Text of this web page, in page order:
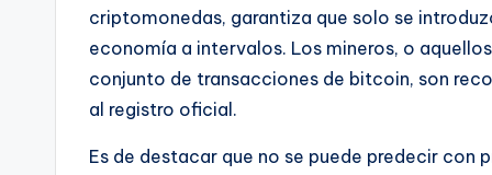
criptomonedas, garantiza que solo se
economía a intervalos. Los mineros, o
conjunto de transacciones de bitcoin, son
al registro oficial.
Es de destacar que no se puede predecir con